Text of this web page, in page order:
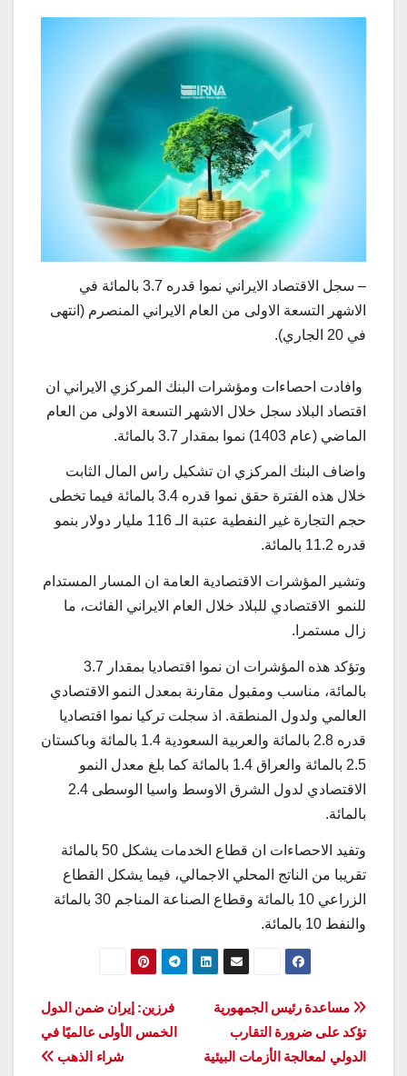
– سجل الاقتصاد الايراني نموا قدره 3.7 بالمائة في
الاشهر التسعة الاولى من العام الايراني المنصرم (انتهى
في 20 الجاري).
وافادت احصاءات ومؤشرات البنك المركزي الايراني ان
اقتصاد البلاد سجل خلال الاشهر التسعة الاولى من العام
الماضي (عام 1403) نموا بمقدار 3.7 بالمائة.
واضاف البنك المركزي ان تشكيل راس المال الثابت
خلال هذه الفترة حقق نموا قدره 3.4 بالمائة فيما تخطى
حجم التجارة غير النفطية عتبة الـ 116 مليار دولار بنمو
قدره 11.2 بالمائة.
وتشير المؤشرات الاقتصادية العامة ان المسار المستدام
للنمو الاقتصادي للبلاد خلال العام الايراني الفائت، ما
زال مستمرا.
وتؤكد هذه المؤشرات ان نموا اقتصاديا بمقدار 3.7
بالمائة، مناسب ومقبول مقارنة بمعدل النمو الاقتصادي
العالمي ولدول المنطقة. اذ سجلت تركيا نموا اقتصاديا
قدره 2.8 بالمائة والعربية السعودية 1.4 بالمائة وباكستان
2.5 بالمائة والعراق 1.4 بالمائة كما بلغ معدل النمو
الاقتصادي لدول الشرق الاوسط واسيا الوسطى 2.4
بالمائة.
وتفيد الاحصاءات ان قطاع الخدمات يشكل 50 بالمائة
تقريبا من الناتج المحلي الاجمالي، فيما يشكل القطاع
الزراعي 10 بالمائة وقطاع الصناعة المناجم 30 بالمائة
والنفط 10 بالمائة.
تصفّح
المقالات
فرزين: إيران ضمن الدول
الخمس الأولى عالميًا في
شراء الذهب
مساعدة رئيس الجمهورية
تؤكد على ضرورة التقارب
الدولي لمعالجة الأزمات البيئية